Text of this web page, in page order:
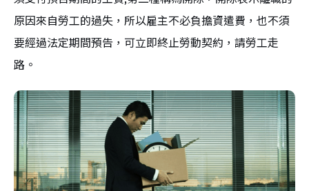
原因來自勞工的過失，所以雇主不必負擔資遣費，也不須
要經過法定期間預告，可立即終止勞動契約，請勞工走
路。